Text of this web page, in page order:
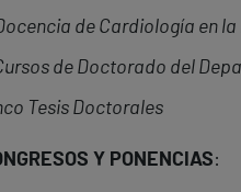
de Cardiología en
de Doctorado del
Tesis Doctorales
Y PONENCIAS: